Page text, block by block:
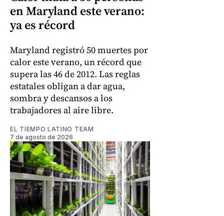
en Maryland este verano:
ya es récord
Maryland registró 50 muertes por
calor este verano, un récord que
supera las 46 de 2012. Las reglas
estatales obligan a dar agua,
sombra y descansos a los
trabajadores al aire libre.
EL TIEMPO LATINO TEAM
7 de agosto de 2026